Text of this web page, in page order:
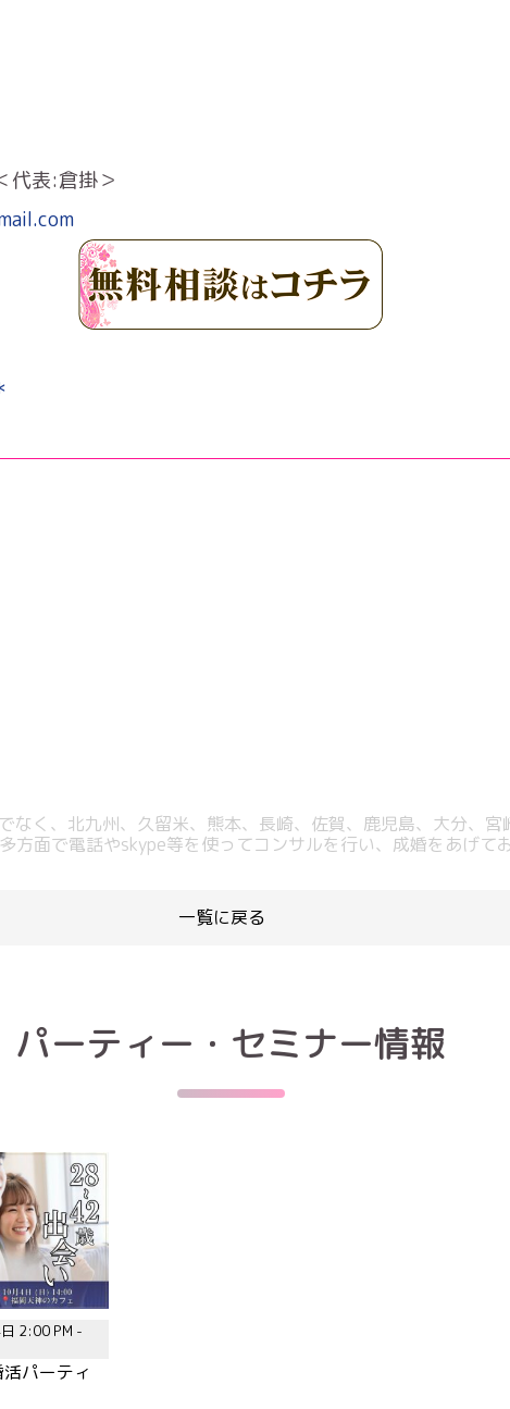
代表:倉掛＞
なく、北九州、久留米、熊本、長崎、佐賀、鹿児島、大分、
方面で電話やskype等を使ってコンサルを行い、成婚をあげて
一覧に戻る
パーティー・セミナー情報
2:00 PM -
パーティ